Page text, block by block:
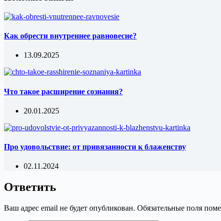
Как обрести внутреннее равновесие?
13.09.2025
Что такое расширение сознания?
20.01.2025
Про удовольствие: от привязанности к блаженству
02.11.2024
Ответить
Ваш адрес email не будет опубликован. Обязательные поля